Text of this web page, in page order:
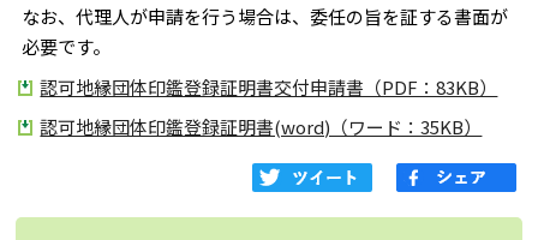
なお、代理人が申請を行う場合は、委任の旨を証する書面が
必要です。
認可地縁団体印鑑登録証明書交付申請書（PDF：83KB）
認可地縁団体印鑑登録証明書(word)（ワード：35KB）